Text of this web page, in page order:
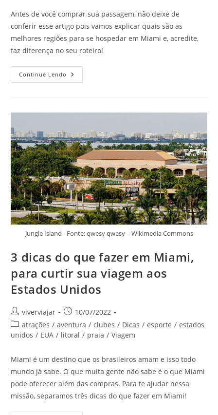
Antes de você comprar sua passagem, não deixe de
conferir esse artigo pois vamos explicar quais são as
melhores regiões para se hospedar em Miami e, acredite,
faz diferença no seu roteiro!
Continue Lendo Melhores
Regiões
Miami
Férias
Deste
Ano
Jungle Island - Fonte: qwesy qwesy – Wikimedia Commons
3 dicas do que fazer em Miami,
para curtir sua viagem aos
Estados Unidos
Autor
do
post:
viverviajar
Post
publicado:
10/07/2022
Categoria
do
atrações / aventura / clubes / Dicas / esporte / estados
unidos / EUA / litoral / praia / Viagem
Miami é um destino que os brasileiros amam e isso todo
mundo já sabe. O que muita gente não sabe é o que Miami
pode oferecer além das compras. Para te ajudar nessa
missão, separamos três dicas do que fazer em Miami!